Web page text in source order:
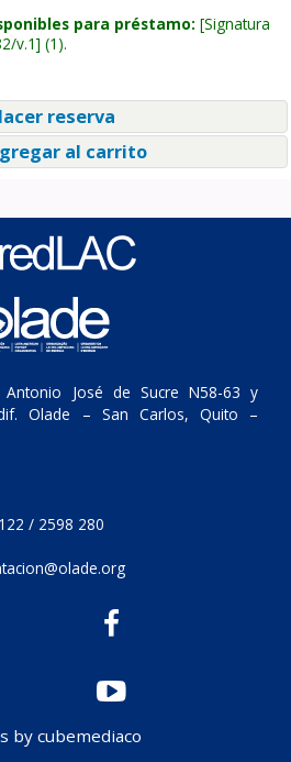
para préstamo: Signatura
v.1 (1).
reserva
al carrito
Antonio José de Sucre N58-63 y
Olade – San Carlos, Quito –
/ 2598 280
by cubemediaco